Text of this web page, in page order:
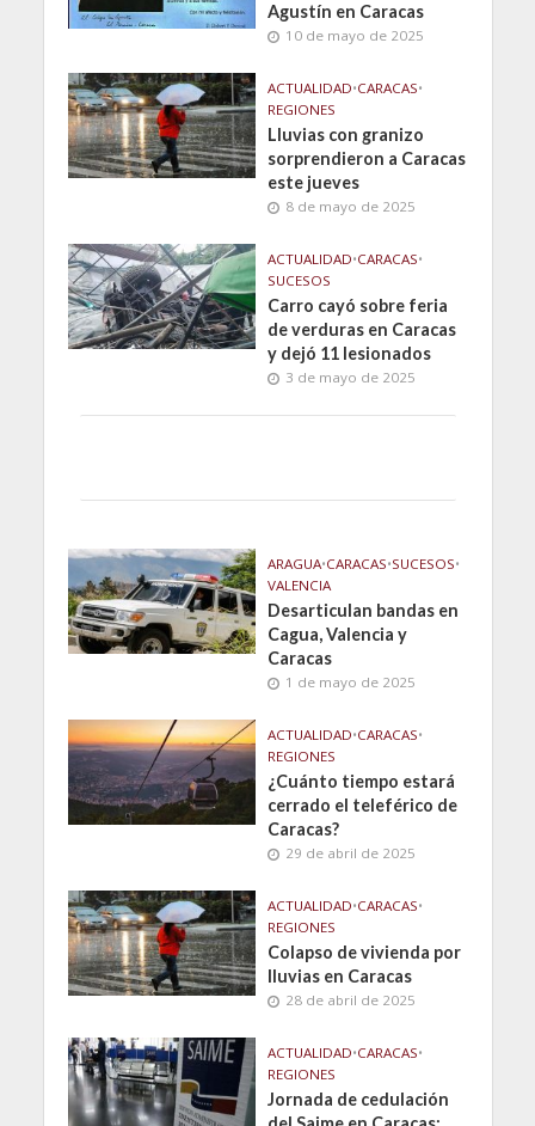
Agustín en Caracas
10 de mayo de 2025
ACTUALIDAD•CARACAS•
REGIONES
Lluvias con granizo
sorprendieron a Caracas
este jueves
8 de mayo de 2025
ACTUALIDAD•CARACAS•
SUCESOS
Carro cayó sobre feria
de verduras en Caracas
y dejó 11 lesionados
3 de mayo de 2025
ARAGUA•CARACAS•SUCESOS•
VALENCIA
Desarticulan bandas en
Cagua, Valencia y
Caracas
1 de mayo de 2025
ACTUALIDAD•CARACAS•
REGIONES
¿Cuánto tiempo estará
cerrado el teleférico de
Caracas?
29 de abril de 2025
ACTUALIDAD•CARACAS•
REGIONES
Colapso de vivienda por
lluvias en Caracas
28 de abril de 2025
ACTUALIDAD•CARACAS•
REGIONES
Jornada de cedulación